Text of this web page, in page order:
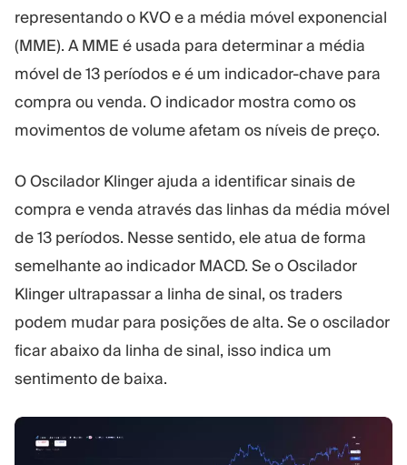
representando o KVO e a média móvel exponencial
(MME). A MME é usada para determinar a média
móvel de 13 períodos e é um indicador-chave para
compra ou venda. O indicador mostra como os
movimentos de volume afetam os níveis de preço.
O Oscilador Klinger ajuda a identificar sinais de
compra e venda através das linhas da média móvel
de 13 períodos. Nesse sentido, ele atua de forma
semelhante ao indicador MACD. Se o Oscilador
Klinger ultrapassar a linha de sinal, os traders
podem mudar para posições de alta. Se o oscilador
ficar abaixo da linha de sinal, isso indica um
sentimento de baixa.